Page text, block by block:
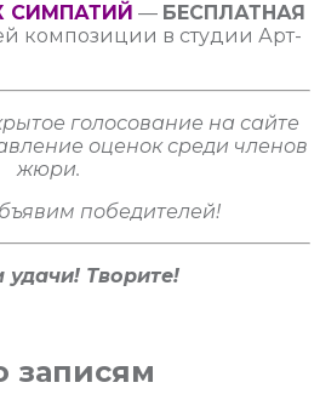
СИМПАТИЙ — БЕСПЛАТНАЯ
композиции в студии Арт-
голосование на сайте
оценок среди членов
жюри.
победителей!
Творите!
записям